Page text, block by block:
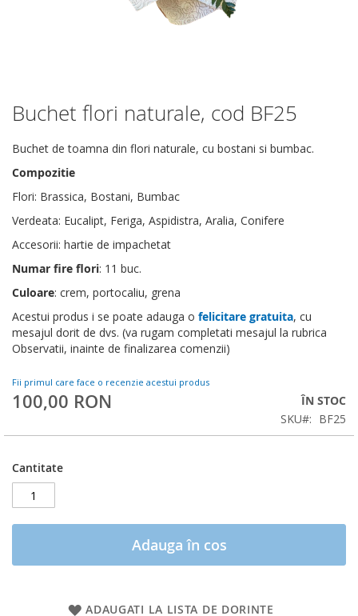
Buchet flori naturale, cod BF25
Buchet de toamna din flori naturale, cu bostani si bumbac.
Compozitie
Flori: Brassica, Bostani, Bumbac
Verdeata: Eucalipt, Feriga, Aspidistra, Aralia, Conifere
Accesorii: hartie de impachetat
Numar fire flori: 11 buc.
Culoare: crem, portocaliu, grena
Acestui produs i se poate adauga o felicitare gratuita, cu
mesajul dorit de dvs. (va rugam completati mesajul la rubrica
Observatii, inainte de finalizarea comenzii)
Fii primul care face o recenzie acestui produs
100,00 RON
ÎN STOC
SKU
BF25
Cantitate
Adauga în cos
ADAUGATI LA LISTA DE DORINTE
Skip
to
the
beginning
of
the
images
gallery